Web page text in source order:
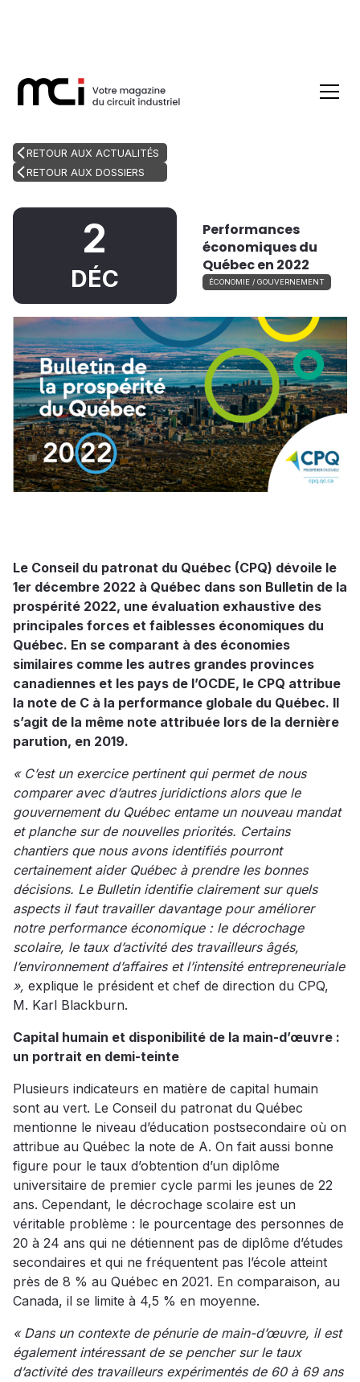
RETOUR AUX ACTUALITÉS
RETOUR AUX DOSSIERS
2
DÉC
Performances
économiques du
Québec en 2022
ÉCONOMIE / GOUVERNEMENT
Le Conseil du patronat du Québec (CPQ) dévoile le
1er décembre 2022 à Québec dans son Bulletin de la
prospérité 2022, une évaluation exhaustive des
principales forces et faiblesses économiques du
Québec. En se comparant à des économies
similaires comme les autres grandes provinces
canadiennes et les pays de l’OCDE, le CPQ attribue
la note de C à la performance globale du Québec. Il
s’agit de la même note attribuée lors de la dernière
parution, en 2019.
« C’est un exercice pertinent qui permet de nous
comparer avec d’autres juridictions alors que le
gouvernement du Québec entame un nouveau mandat
et planche sur de nouvelles priorités. Certains
chantiers que nous avons identifiés pourront
certainement aider Québec à prendre les bonnes
décisions. Le Bulletin identifie clairement sur quels
aspects il faut travailler davantage pour améliorer
notre performance économique : le décrochage
scolaire, le taux d’activité des travailleurs âgés,
l’environnement d’affaires et l’intensité entrepreneuriale
», explique le président et chef de direction du CPQ,
M. Karl Blackburn.
Capital humain et disponibilité de la main-d’œuvre :
un portrait en demi-teinte
Plusieurs indicateurs en matière de capital humain
sont au vert. Le Conseil du patronat du Québec
mentionne le niveau d’éducation postsecondaire où on
attribue au Québec la note de A. On fait aussi bonne
figure pour le taux d’obtention d’un diplôme
universitaire de premier cycle parmi les jeunes de 22
ans. Cependant, le décrochage scolaire est un
véritable problème : le pourcentage des personnes de
20 à 24 ans qui ne détiennent pas de diplôme d’études
secondaires et qui ne fréquentent pas l’école atteint
près de 8 % au Québec en 2021. En comparaison, au
Canada, il se limite à 4,5 % en moyenne.
« Dans un contexte de pénurie de main-d’œuvre, il est
également intéressant de se pencher sur le taux
d’activité des travailleurs expérimentés de 60 à 69 ans